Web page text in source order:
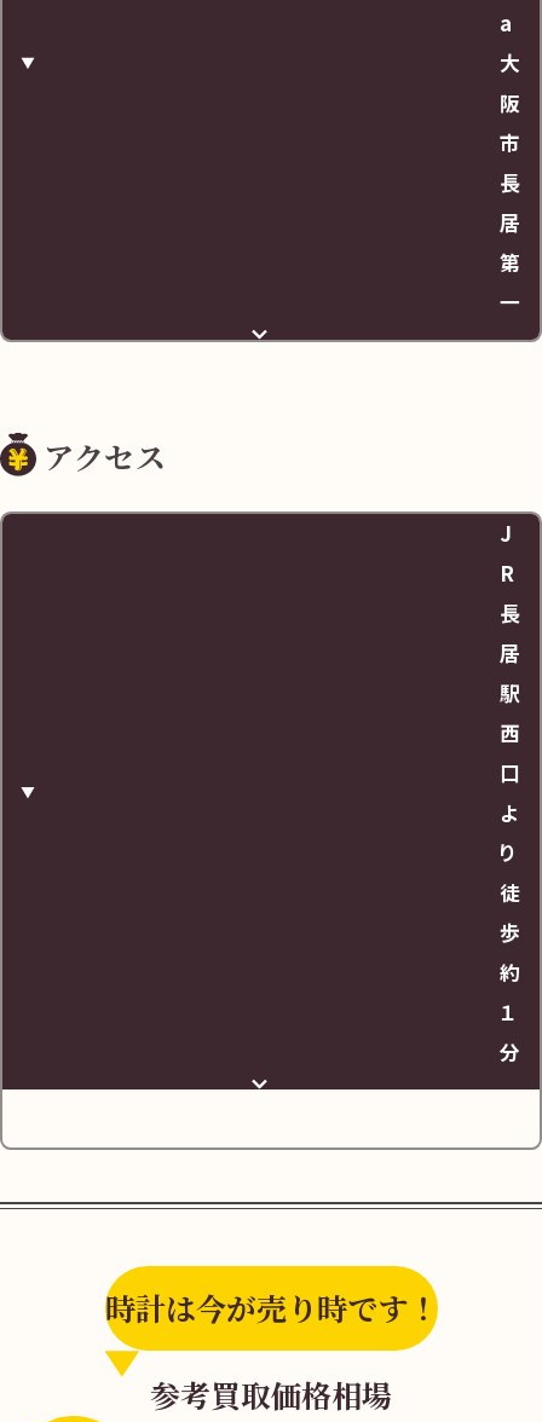
a
大
阪
市
長
居
第
一
大阪市住吉区長居3丁目１
査定のみでも1時間無料、お買取りご成約で駐車料
https://maps.app.goo.gl/p8z45AA2HPU3mzt
アクセス
J
R
長
居
駅
西
口
よ
り
徒
歩
約
１
分
JR長居駅の改札から西口へお進みください。
時計は今が売り時です！
参考買取価格相場